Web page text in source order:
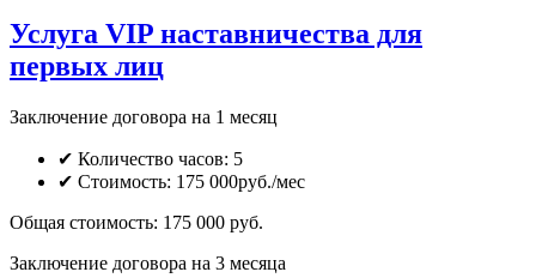
Услуга VIP наставничества для
первых лиц
Заключение договора на 1 месяц
✔ Количество часов: 5
✔ Стоимость: 175 000руб./мес
Общая стоимость: 175 000 руб.
Заключение договора на 3 месяца